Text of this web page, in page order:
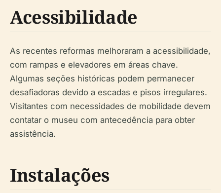
Acessibilidade
As recentes reformas melhoraram a acessibilidade,
com rampas e elevadores em áreas chave.
Algumas seções históricas podem permanecer
desafiadoras devido a escadas e pisos irregulares.
Visitantes com necessidades de mobilidade devem
contatar o museu com antecedência para obter
assistência.
Instalações